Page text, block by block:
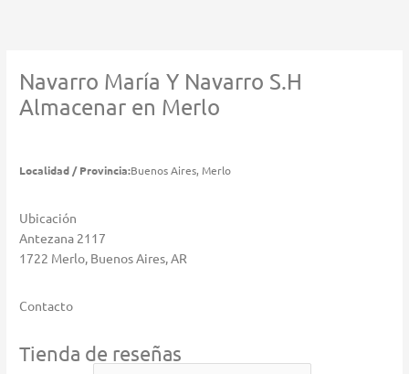
Navarro María Y Navarro S.H
Almacenar en Merlo
Localidad / Provincia:Buenos Aires, Merlo
Ubicación
Antezana 2117
1722 Merlo, Buenos Aires, AR
Contacto
Tienda de reseñas